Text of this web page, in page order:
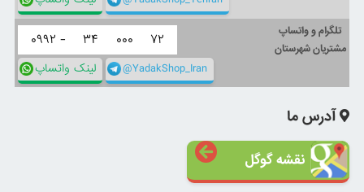
تلگرام و واتساپ
مشتریان شهرستان
۰۹۹۲ - ۳۴ ۰۰۰ ۷۲
لینک واتساپ @YadakShop_Iran
آدرس ما
نقشه گوگل